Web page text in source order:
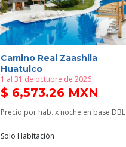
Camino Real Zaashila
Huatulco
1 al 31 de octubre de 2026
$ 6,573.26 MXN
Precio por hab. x noche en base DBL
Solo Habitación